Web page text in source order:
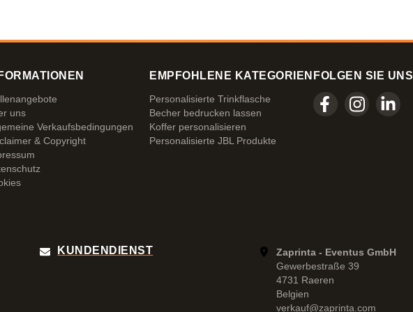
uns
Verkaufsbedingungen
& Copyright
EMPFOHLENE KATEGORIEN
Personalisierte Trinkflasche
Becher bedrucken lassen
Koffer personalisieren
Personalisierte JBL Produkte
FOLGEN SIE UNS
KUNDENDIENST
Zaprinta - Eventus GmbH
Gewerbestraße 39
4731 Raeren
Belgien
verkauf@zaprinta.com